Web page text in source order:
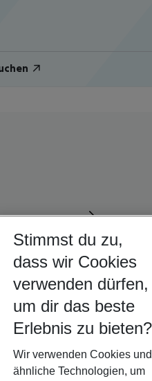
Stimmst du zu,
dass wir Cookies
verwenden dürfen,
um dir das beste
Erlebnis zu bieten?
Wir verwenden Cookies und
ähnliche Technologien, um